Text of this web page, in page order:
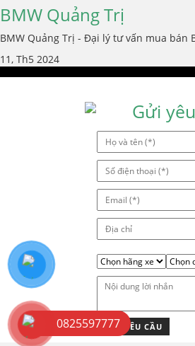
BMW Quảng Trị
BMW Quảng Trị - Đại lý tư vấn mua bán
11, Th5 2024
Gửi
0825597777